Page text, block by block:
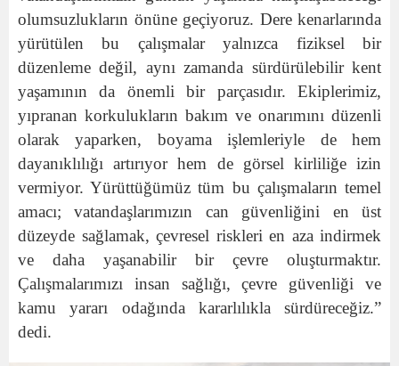
olumsuzlukların önüne geçiyoruz. Dere kenarlarında
yürütülen bu çalışmalar yalnızca fiziksel bir
düzenleme değil, aynı zamanda sürdürülebilir kent
yaşamının da önemli bir parçasıdır. Ekiplerimiz,
yıpranan korkulukların bakım ve onarımını düzenli
olarak yaparken, boyama işlemleriyle de hem
dayanıklılığı artırıyor hem de görsel kirliliğe izin
vermiyor. Yürüttüğümüz tüm bu çalışmaların temel
amacı; vatandaşlarımızın can güvenliğini en üst
düzeyde sağlamak, çevresel riskleri en aza indirmek
ve daha yaşanabilir bir çevre oluşturmaktır.
Çalışmalarımızı insan sağlığı, çevre güvenliği ve
kamu yararı odağında kararlılıkla sürdüreceğiz.”
dedi.